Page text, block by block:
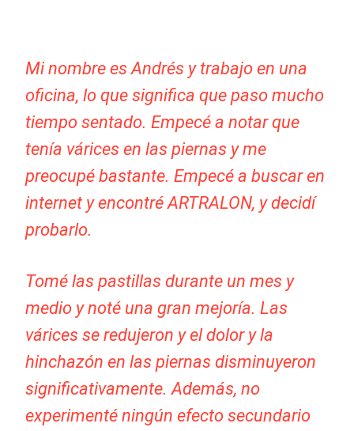
Mi nombre es Andrés y trabajo en una
oficina, lo que significa que paso mucho
tiempo sentado. Empecé a notar que
tenía várices en las piernas y me
preocupé bastante. Empecé a buscar en
internet y encontré ARTRALON, y decidí
probarlo.
Tomé las pastillas durante un mes y
medio y noté una gran mejoría. Las
várices se redujeron y el dolor y la
hinchazón en las piernas disminuyeron
significativamente. Además, no
experimenté ningún efecto secundario